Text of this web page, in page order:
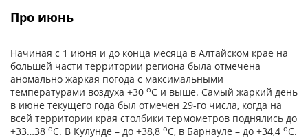
Про июнь
Начиная с 1 июня и до конца месяца в Алтайском крае на
большей части территории региона была отмечена
аномально жаркая погода с максимальными
температурами воздуха +30 оС и выше. Самый жаркий день
в июне текущего года был отмечен 29-го числа, когда на
всей территории края столбики термометров поднялись до
+33…38 оС. В Кулунде – до +38,8 оС, в Барнауле – до +34,4 оС.